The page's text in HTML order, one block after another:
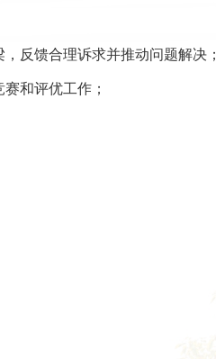
反馈合理诉求并推动问题解决；
和评优工作；